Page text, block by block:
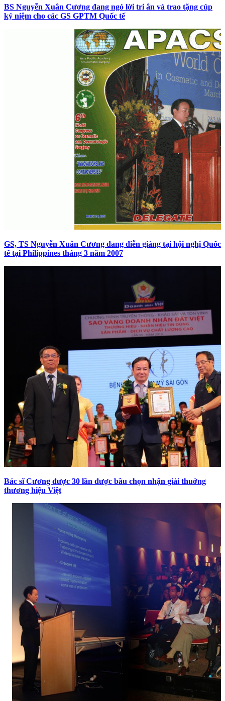
BS Nguyễn Xuân Cương đang ngỏ lời tri ân và trao tặng cúp
kỷ niệm cho các GS GPTM Quốc tế
GS, TS Nguyễn Xuân Cương đang diễn giảng tại hội nghị Quốc
tế tại Philippines tháng 3 năm 2007
Bác sĩ Cương được 30 lần được bầu chọn nhận giải thuởng
thương hiệu Việt